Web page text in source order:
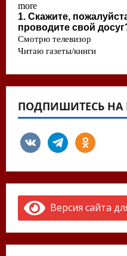
ПОДПИШИТЕСЬ НА
vkontaktetelegramodnoklassniki
Версия сайта